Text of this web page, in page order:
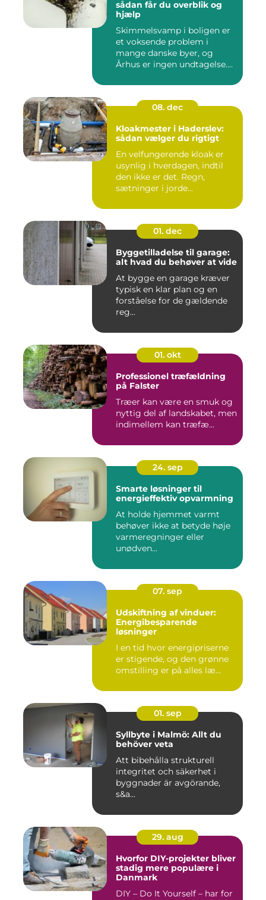
sådan får du overblik og
hjælp
Skimmelsvamp i boligen er
et voksende problem i
mange danske byer, og
Århus er ingen undtagelse.
08. dec
Kloakmester i Haderslev:
sådan vælger du rigtigt
En velfungerende kloak er
usynlig i hverdagen, indtil
den ikke er det. Regn,
sætninger i jorde...
01. dec
Byggetilladelse til garage:
alt hvad du behøver at vide
At bygge en garage kræver
typisk en klar plan og en
forståelse for de gældende
reg...
01. okt
Professionel træfældning
på Falster
Træer kan være en smuk og
nyttig del af landskabet, men
indimellem kan træfæ...
24. sep
Smarte løsninger til
energieffektiv opvarmning
At holde hjemmet varmt
behøver ikke at betyde høje
varmeregninger eller
unødven...
07. sep
Udskiftning af vinduer:
Energibesparende
løsninger
I en tid hvor energipriserne
er stigende, og den grønne
omstilling er på alles læ...
01. sep
Syllbyte i Malmö: Allt du
behöver veta
Att bibehålla strukturell
integritet och säkerhet i
byggnader är avgörande,
s&a...
29. aug
Hvorfor DIY-projekter bliver
stadig mere populære i
Danmark
DIY – Do It Yourself – har for